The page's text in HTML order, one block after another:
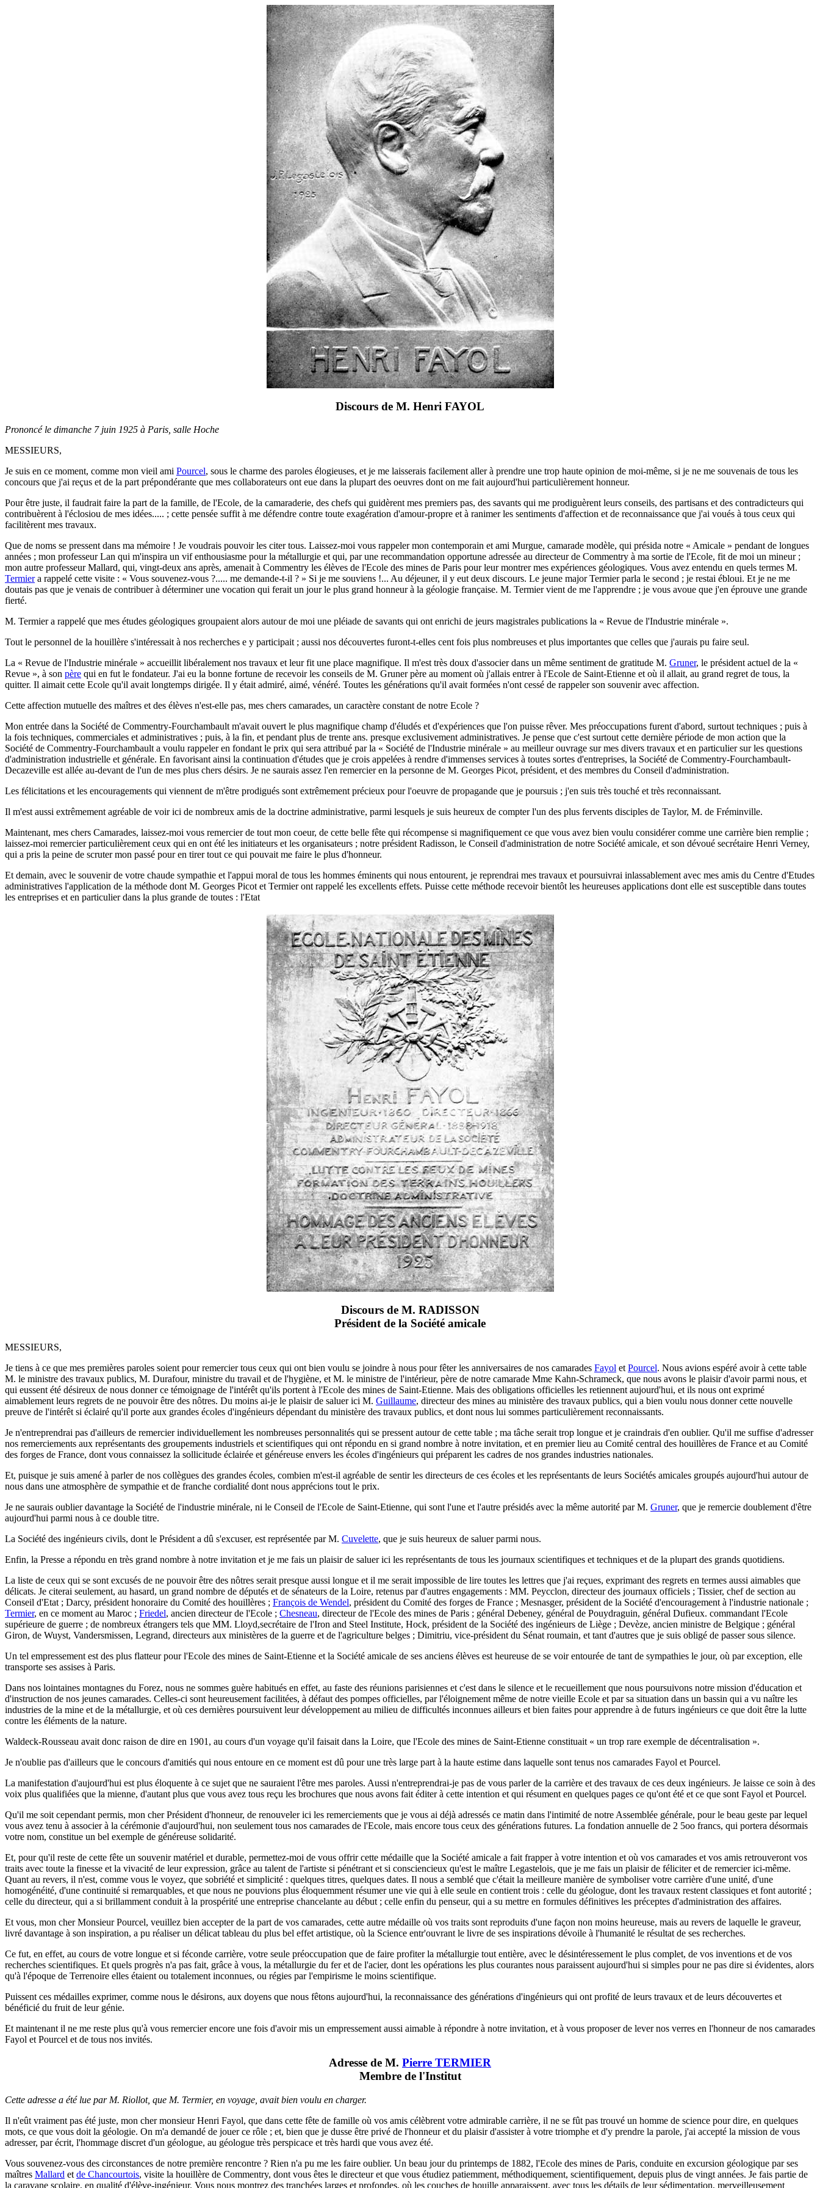
Discours de M. Henri FAYOL
Prononcé le dimanche 7 juin 1925 à Paris, salle Hoche
MESSIEURS,
Je suis en ce moment, comme mon vieil ami Pourcel, sous le charme des paroles élogieuses, et je me laisserais facilement aller à prendre une trop haute opinion de moi-même, si je ne me souvenais de tous les
concours que j'ai reçus et de la part prépondérante que mes collaborateurs ont eue dans la plupart des oeuvres dont on me fait aujourd'hui particulièrement honneur.
Pour être juste, il faudrait faire la part de la famille, de l'Ecole, de la camaraderie, des chefs qui guidèrent mes premiers pas, des savants qui me prodiguèrent leurs conseils, des partisans et des contradicteurs qui
contribuèrent à l'éclosiou de mes idées..... ; cette pensée suffit à me défendre contre toute exagération d'amour-propre et à ranimer les sentiments d'affection et de reconnaissance que j'ai voués à tous ceux qui
facilitèrent mes travaux.
Que de noms se pressent dans ma mémoire ! Je voudrais pouvoir les citer tous. Laissez-moi vous rappeler mon contemporain et ami Murgue, camarade modèle, qui présida notre « Amicale » pendant de longues
années ; mon professeur Lan qui m'inspira un vif enthousiasme pour la métallurgie et qui, par une recommandation opportune adressée au directeur de Commentry à ma sortie de l'Ecole, fit de moi un mineur ;
mon autre professeur Mallard, qui, vingt-deux ans après, amenait à Commentry les élèves de l'Ecole des mines de Paris pour leur montrer mes expériences géologiques. Vous avez entendu en quels termes M.
Termiera rappelé cette visite : « Vous souvenez-vous ?..... me demande-t-il ? » Si je me souviens !... Au déjeuner, il y eut deux discours. Le jeune major Termier parla le second ; je restai ébloui. Et je ne me
doutais pas que je venais de contribuer à déterminer une vocation qui ferait un jour le plus grand honneur à la géologie française. M. Termier vient de me l'apprendre ; je vous avoue que j'en éprouve une grande
fierté.
M. Termier a rappelé que mes études géologiques groupaient alors autour de moi une pléiade de savants qui ont enrichi de jeurs magistrales publications la « Revue de l'Industrie minérale ».
Tout le personnel de la houillère s'intéressait à nos recherches e y participait ; aussi nos découvertes furont-t-elles cent fois plus nombreuses et plus importantes que celles que j'aurais pu faire seul.
La « Revue de l'Industrie minérale » accueillit libéralement nos travaux et leur fit une place magnifique. Il m'est très doux d'associer dans un même sentiment de gratitude M. Gruner, le président actuel de la «
Revue », à son père qui en fut le fondateur. J'ai eu la bonne fortune de recevoir les conseils de M. Gruner père au moment où j'allais entrer à l'Ecole de Saint-Etienne et où il allait, au grand regret de tous, la
quitter. Il aimait cette Ecole qu'il avait longtemps dirigée. Il y était admiré, aimé, vénéré. Toutes les générations qu'il avait formées n'ont cessé de rappeler son souvenir avec affection.
Cette affection mutuelle des maîtres et des élèves n'est-elle pas, mes chers camarades, un caractère constant de notre Ecole ?
Mon entrée dans la Société de Commentry-Fourchambault m'avait ouvert le plus magnifique champ d'éludés et d'expériences que l'on puisse rêver. Mes préoccupations furent d'abord, surtout techniques ; puis à
la fois techniques, commerciales et administratives ; puis, à la fin, et pendant plus de trente ans. presque exclusivement administratives. Je pense que c'est surtout cette dernière période de mon action que la
Société de Commentry-Fourchambault a voulu rappeler en fondant le prix qui sera attribué par la « Société de l'Industrie minérale » au meilleur ouvrage sur mes divers travaux et en particulier sur les questions
d'administration industrielle et générale. En favorisant ainsi la continuation d'études que je crois appelées à rendre d'immenses services à toutes sortes d'entreprises, la Société de Commentry-Fourchambault-
Decazeville est allée au-devant de l'un de mes plus chers désirs. Je ne saurais assez l'en remercier en la personne de M. Georges Picot, président, et des membres du Conseil d'administration.
Les félicitations et les encouragements qui viennent de m'être prodigués sont extrêmement précieux pour l'oeuvre de propagande que je poursuis ; j'en suis très touché et très reconnaissant.
Il m'est aussi extrêmement agréable de voir ici de nombreux amis de la doctrine administrative, parmi lesquels je suis heureux de compter l'un des plus fervents disciples de Taylor, M. de Fréminville.
Maintenant, mes chers Camarades, laissez-moi vous remercier de tout mon coeur, de cette belle fête qui récompense si magnifiquement ce que vous avez bien voulu considérer comme une carrière bien remplie ;
laissez-moi remercier particulièrement ceux qui en ont été les initiateurs et les organisateurs ; notre président Radisson, le Conseil d'administration de notre Société amicale, et son dévoué secrétaire Henri Verney,
qui a pris la peine de scruter mon passé pour en tirer tout ce qui pouvait me faire le plus d'honneur.
Et demain, avec le souvenir de votre chaude sympathie et l'appui moral de tous les hommes éminents qui nous entourent, je reprendrai mes travaux et poursuivrai inlassablement avec mes amis du Centre d'Etudes
administratives l'application de la méthode dont M. Georges Picot et Termier ont rappelé les excellents effets. Puisse cette méthode recevoir bientôt les heureuses applications dont elle est susceptible dans toutes
les entreprises et en particulier dans la plus grande de toutes : l'Etat
Discours de M. RADISSON
Président de la Société amicale
MESSIEURS,
Je tiens à ce que mes premières paroles soient pour remercier tous ceux qui ont bien voulu se joindre à nous pour fêter les anniversaires de nos camarades Fayol et Pourcel. Nous avions espéré avoir à cette table
M. le ministre des travaux publics, M. Durafour, ministre du travail et de l'hygiène, et M. le ministre de l'intérieur, père de notre camarade Mme Kahn-Schrameck, que nous avons le plaisir d'avoir parmi nous, et
qui eussent été désireux de nous donner ce témoignage de l'intérêt qu'ils portent à l'Ecole des mines de Saint-Etienne. Mais des obligations officielles les retiennent aujourd'hui, et ils nous ont exprimé
aimablement leurs regrets de ne pouvoir être des nôtres. Du moins ai-je le plaisir de saluer ici M. Guillaume, directeur des mines au ministère des travaux publics, qui a bien voulu nous donner cette nouvelle
preuve de l'intérêt si éclairé qu'il porte aux grandes écoles d'ingénieurs dépendant du ministère des travaux publics, et dont nous lui sommes particulièrement reconnaissants.
Je n'entreprendrai pas d'ailleurs de remercier individuellement les nombreuses personnalités qui se pressent autour de cette table ; ma tâche serait trop longue et je craindrais d'en oublier. Qu'il me suffise d'adresser
nos remerciements aux représentants des groupements industriels et scientifiques qui ont répondu en si grand nombre à notre invitation, et en premier lieu au Comité central des houillères de France et au Comité
des forges de France, dont vous connaissez la sollicitude éclairée et généreuse envers les écoles d'ingénieurs qui préparent les cadres de nos grandes industries nationales.
Et, puisque je suis amené à parler de nos collègues des grandes écoles, combien m'est-il agréable de sentir les directeurs de ces écoles et les représentants de leurs Sociétés amicales groupés aujourd'hui autour de
nous dans une atmosphère de sympathie et de franche cordialité dont nous apprécions tout le prix.
Je ne saurais oublier davantage la Société de l'industrie minérale, ni le Conseil de l'Ecole de Saint-Etienne, qui sont l'une et l'autre présidés avec la même autorité par M. Gruner, que je remercie doublement d'être
aujourd'hui parmi nous à ce double titre.
La Société des ingénieurs civils, dont le Président a dû s'excuser, est représentée par M. Cuvelette, que je suis heureux de saluer parmi nous.
Enfin, la Presse a répondu en très grand nombre à notre invitation et je me fais un plaisir de saluer ici les représentants de tous les journaux scientifiques et techniques et de la plupart des grands quotidiens.
La liste de ceux qui se sont excusés de ne pouvoir être des nôtres serait presque aussi longue et il me serait impossible de lire toutes les lettres que j'ai reçues, exprimant des regrets en termes aussi aimables que
délicats. Je citerai seulement, au hasard, un grand nombre de députés et de sénateurs de la Loire, retenus par d'autres engagements : MM. Peycclon, directeur des journaux officiels ; Tissier, chef de section au
Conseil d'Etat ; Darcy, président honoraire du Comité des houillères ; François de Wendel, président du Comité des forges de France ; Mesnasger, président de la Société d'encouragement à l'industrie nationale ;
Termier, en ce moment au Maroc ; Friedel, ancien directeur de l'Ecole ; Chesneau, directeur de l'Ecole des mines de Paris ; général Debeney, général de Pouydraguin, général Dufieux. commandant l'Ecole
supérieure de guerre ; de nombreux étrangers tels que MM. Lloyd,secrétaire de l'Iron and Steel Institute, Hock, président de la Société des ingénieurs de Liège ; Devèze, ancien ministre de Belgique ; général
Giron, de Wuyst, Vandersmissen, Legrand, directeurs aux ministères de la guerre et de l'agriculture belges ; Dimitriu, vice-président du Sénat roumain, et tant d'autres que je suis obligé de passer sous silence.
Un tel empressement est des plus flatteur pour l'Ecole des mines de Saint-Etienne et la Société amicale de ses anciens élèves est heureuse de se voir entourée de tant de sympathies le jour, où par exception, elle
transporte ses assises à Paris.
Dans nos lointaines montagnes du Forez, nous ne sommes guère habitués en effet, au faste des réunions parisiennes et c'est dans le silence et le recueillement que nous poursuivons notre mission d'éducation et
d'instruction de nos jeunes camarades. Celles-ci sont heureusement facilitées, à défaut des pompes officielles, par l'éloignement même de notre vieille Ecole et par sa situation dans un bassin qui a vu naître les
industries de la mine et de la métallurgie, et où ces dernières poursuivent leur développement au milieu de difficultés inconnues ailleurs et bien faites pour apprendre à de futurs ingénieurs ce que doit être la lutte
contre les éléments de la nature.
Waldeck-Rousseau avait donc raison de dire en 1901, au cours d'un voyage qu'il faisait dans la Loire, que l'Ecole des mines de Saint-Etienne constituait « un trop rare exemple de décentralisation ».
Je n'oublie pas d'ailleurs que le concours d'amitiés qui nous entoure en ce moment est dû pour une très large part à la haute estime dans laquelle sont tenus nos camarades Fayol et Pourcel.
La manifestation d'aujourd'hui est plus éloquente à ce sujet que ne sauraient l'être mes paroles. Aussi n'entreprendrai-je pas de vous parler de la carrière et des travaux de ces deux ingénieurs. Je laisse ce soin à des
voix plus qualifiées que la mienne, d'autant plus que vous avez tous reçu les brochures que nous avons fait éditer à cette intention et qui résument en quelques pages ce qu'ont été et ce que sont Fayol et Pourcel.
Qu'il me soit cependant permis, mon cher Président d'honneur, de renouveler ici les remerciements que je vous ai déjà adressés ce matin dans l'intimité de notre Assemblée générale, pour le beau geste par lequel
vous avez tenu à associer à la cérémonie d'aujourd'hui, non seulement tous nos camarades de l'Ecole, mais encore tous ceux des générations futures. La fondation annuelle de 2 5oo francs, qui portera désormais
votre nom, constitue un bel exemple de généreuse solidarité.
Et, pour qu'il reste de cette fête un souvenir matériel et durable, permettez-moi de vous offrir cette médaille que la Société amicale a fait frapper à votre intention et où vos camarades et vos amis retrouveront vos
traits avec toute la finesse et la vivacité de leur expression, grâce au talent de l'artiste si pénétrant et si consciencieux qu'est le maître Legastelois, que je me fais un plaisir de féliciter et de remercier ici-même.
Quant au revers, il n'est, comme vous le voyez, que sobriété et simplicité : quelques titres, quelques dates. Il nous a semblé que c'était la meilleure manière de symboliser votre carrière d'une unité, d'une
homogénéité, d'une continuité si remarquables, et que nous ne pouvions plus éloquemment résumer une vie qui à elle seule en contient trois : celle du géologue, dont les travaux restent classiques et font autorité ;
celle du directeur, qui a si brillamment conduit à la prospérité une entreprise chancelante au début ; celle enfin du penseur, qui a su mettre en formules définitives les préceptes d'administration des affaires.
Et vous, mon cher Monsieur Pourcel, veuillez bien accepter de la part de vos camarades, cette autre médaille où vos traits sont reproduits d'une façon non moins heureuse, mais au revers de laquelle le graveur,
livré davantage à son inspiration, a pu réaliser un délicat tableau du plus bel effet artistique, où la Science entr'ouvrant le livre de ses inspirations dévoile à l'humanité le résultat de ses recherches.
Ce fut, en effet, au cours de votre longue et si féconde carrière, votre seule préoccupation que de faire profiter la métallurgie tout entière, avec le désintéressement le plus complet, de vos inventions et de vos
recherches scientifiques. Et quels progrès n'a pas fait, grâce à vous, la métallurgie du fer et de l'acier, dont les opérations les plus courantes nous paraissent aujourd'hui si simples pour ne pas dire si évidentes, alors
qu'à l'époque de Terrenoire elles étaient ou totalement inconnues, ou régies par l'empirisme le moins scientifique.
Puissent ces médailles exprimer, comme nous le désirons, aux doyens que nous fêtons aujourd'hui, la reconnaissance des générations d'ingénieurs qui ont profité de leurs travaux et de leurs découvertes et
bénéficié du fruit de leur génie.
Et maintenant il ne me reste plus qu'à vous remercier encore une fois d'avoir mis un empressement aussi aimable à répondre à notre invitation, et à vous proposer de lever nos verres en l'honneur de nos camarades
Fayol et Pourcel et de tous nos invités.
Adresse de M. Pierre TERMIER
Membre de l'Institut
Cette adresse a été lue par M. Riollot, que M. Termier, en voyage, avait bien voulu en charger.
Il n'eût vraiment pas été juste, mon cher monsieur Henri Fayol, que dans cette fête de famille où vos amis célèbrent votre admirable carrière, il ne se fût pas trouvé un homme de science pour dire, en quelques
mots, ce que vous doit la géologie. On m'a demandé de jouer ce rôle ; et, bien que je dusse être privé de l'honneur et du plaisir d'assister à votre triomphe et d'y prendre la parole, j'ai accepté la mission de vous
adresser, par écrit, l'hommage discret d'un géologue, au géologue très perspicace et très hardi que vous avez été.
Vous souvenez-vous des circonstances de notre première rencontre ? Rien n'a pu me les faire oublier. Un beau jour du printemps de 1882, l'Ecole des mines de Paris, conduite en excursion géologique par ses
maîtres Mallard et de Chancourtois, visite la houillère de Commentry, dont vous êtes le directeur et que vous étudiez patiemment, méthodiquement, scientifiquement, depuis plus de vingt années. Je fais partie de
la caravane scolaire, en qualité d'élève-ingénieur. Vous nous montrez des tranchées larges et profondes, où les couches de houille apparaissent, avec tous les détails de leur sédimentation, merveilleusement